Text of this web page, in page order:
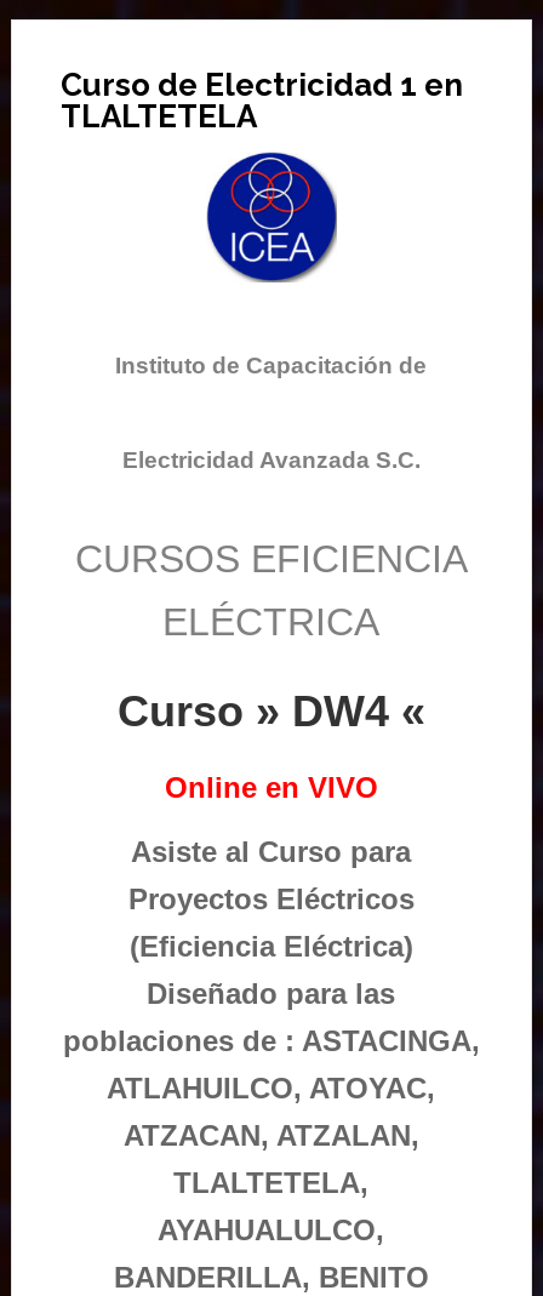
Curso de Electricidad 1 en
TLALTETELA
Instituto de Capacitación de
Electricidad Avanzada S.C.
CURSOS EFICIENCIA
ELÉCTRICA
Curso » DW4 «
Online en VIVO
Asiste al Curso para
Proyectos Eléctricos
(Eficiencia Eléctrica)
Diseñado para las
poblaciones de : ASTACINGA,
ATLAHUILCO, ATOYAC,
ATZACAN, ATZALAN,
TLALTETELA,
AYAHUALULCO,
BANDERILLA, BENITO